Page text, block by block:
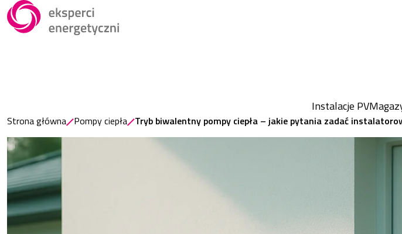
Instalacje PV
Strona główna Pompy ciepła Tryb biwalentny pompy ciepła – jakie pytania zadać